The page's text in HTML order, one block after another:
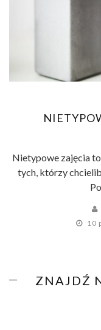
Nietypowe zajęcia
tych, którzy
10
ZNAJDŹ